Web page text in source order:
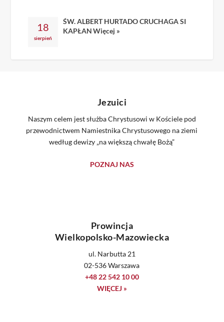
18
sierpień
ŚW. ALBERT HURTADO CRUCHAGA SI
KAPŁAN Więcej »
Jezuici
Naszym celem jest służba Chrystusowi w Kościele pod
przewodnictwem Namiestnika Chrystusowego na ziemi
według dewizy „na większą chwałę Bożą”
POZNAJ NAS
Prowincja
Wielkopolsko-Mazowiecka
ul. Narbutta 21
02-536 Warszawa
+48 22 542 10 00
WIĘCEJ »